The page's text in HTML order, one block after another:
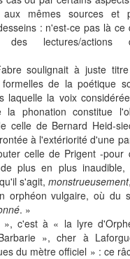
aux mêmes sources et
: n'est-ce pas là ce
des lectures/actions
soulignait à juste
formelles de la poétique
laquelle la voix
la phonation constitue
celle de Bernard Heid-
à l'extériorité d'une
celle de Prigent -pour
plus en plus
s'agit, monstrueusement
orphéon vulgaire, où du
. »
», c'est à « la lyre
», cher à
du mètre officiel » : ce